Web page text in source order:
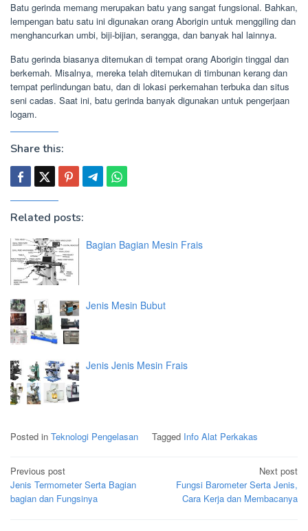
Batu gerinda memang merupakan batu yang sangat fungsional. Bahkan,
lempengan batu satu ini digunakan orang Aborigin untuk menggiling dan
menghancurkan umbi, biji-bijian, serangga, dan banyak hal lainnya.
Batu gerinda biasanya ditemukan di tempat orang Aborigin tinggal dan
berkemah. Misalnya, mereka telah ditemukan di timbunan kerang dan
tempat perlindungan batu, dan di lokasi perkemahan terbuka dan situs
seni cadas. Saat ini, batu gerinda banyak digunakan untuk pengerjaan
logam.
Share this:
Related posts:
Bagian Bagian Mesin Frais
Jenis Mesin Bubut
Jenis Jenis Mesin Frais
Posted in Teknologi Pengelasan Tagged Info Alat Perkakas
Post
navigation
Previous post
Jenis Termometer Serta Bagian
bagian dan Fungsinya
Next post
Fungsi Barometer Serta Jenis,
Cara Kerja dan Membacanya